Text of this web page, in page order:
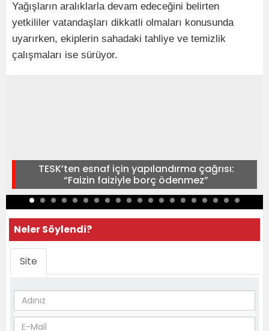
Yağışların aralıklarla devam edeceğini belirten
yetkililer vatandaşları dikkatli olmaları konusunda
uyarırken, ekiplerin sahadaki tahliye ve temizlik
çalışmaları ise sürüyor.
TESK’ten esnaf için yapılandırma çağrısı:
“Faizin faiziyle borç ödenmez”
Neler Söylendi?
Site